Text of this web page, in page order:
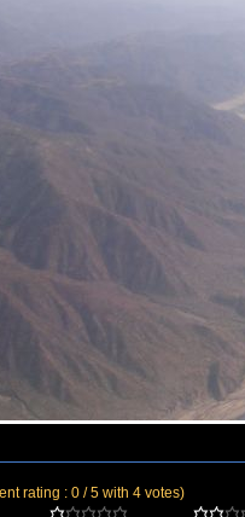
rating : 0 / 5 with 4 votes)